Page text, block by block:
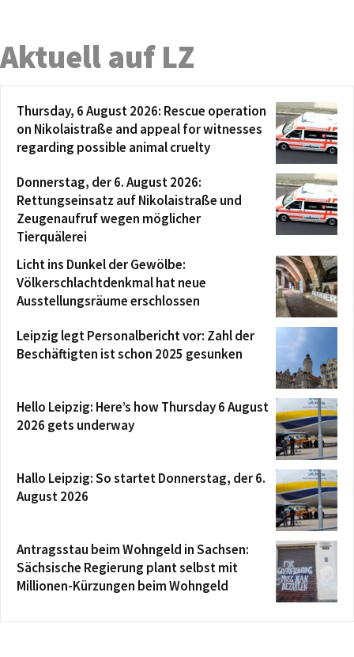
Aktuell auf LZ
Thursday, 6 August 2026: Rescue operation
on Nikolaistraße and appeal for witnesses
regarding possible animal cruelty
Donnerstag, der 6. August 2026:
Rettungseinsatz auf Nikolaistraße und
Zeugenaufruf wegen möglicher
Tierquälerei
Licht ins Dunkel der Gewölbe:
Völkerschlachtdenkmal hat neue
Ausstellungsräume erschlossen
Leipzig legt Personalbericht vor: Zahl der
Beschäftigten ist schon 2025 gesunken
Hello Leipzig: Here’s how Thursday 6 August
2026 gets underway
Hallo Leipzig: So startet Donnerstag, der 6.
August 2026
Antragsstau beim Wohngeld in Sachsen:
Sächsische Regierung plant selbst mit
Millionen-Kürzungen beim Wohngeld